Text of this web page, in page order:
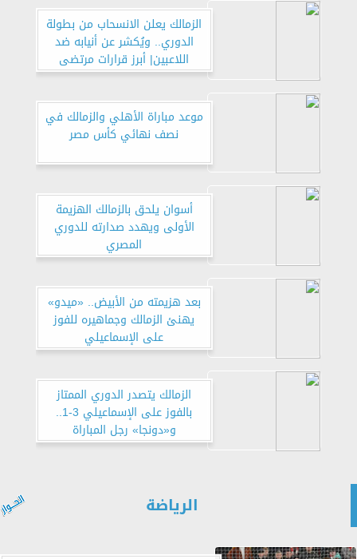
الزمالك يعلن الانسحاب من بطولة
الدوري.. ويُكشر عن أنيابه ضد
اللاعبين| أبرز قرارات مرتضى
موعد مباراة الأهلي والزمالك في
نصف نهائي كأس مصر
أسوان يلحق بالزمالك الهزيمة
الأولى ويهدد صدارته للدوري
المصري
بعد هزيمته من الأبيض.. «ميدو»
يهنئ الزمالك وجماهيره للفوز
على الإسماعيلي
الزمالك يتصدر الدوري الممتاز
بالفوز على الإسماعيلي 3-1..
و«دونجا» رجل المباراة
الرياضة